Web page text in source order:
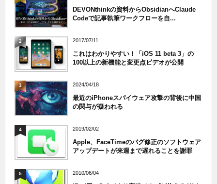
DEVONthinkの資料からObsidianへClaude
Codeで記事執筆ワークフローを自...
2 2017/07/11
これはわかりやすい！「iOS 11 beta 3」の
100以上の新機能と変更点ビデオが公開
3 2024/04/18
最近のiPhoneスパイウェア攻撃の背後に中国
の関与が疑われる
4 2019/02/02
Apple、FaceTimeのバグ修正のソフトウェア
アップデートが来週まで遅れることを謝罪
5 2010/06/04